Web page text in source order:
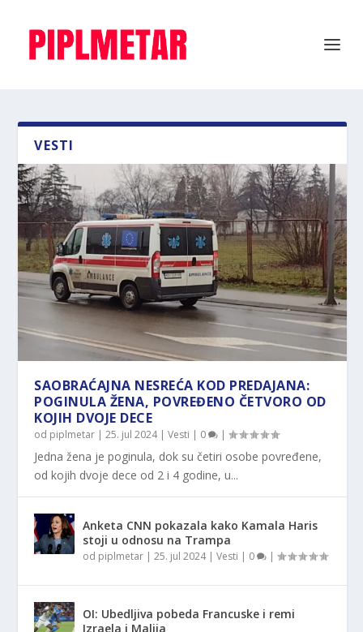
VESTI
SAOBRAĆAJNA NESREĆA KOD PREDAJANA:
POGINULA ŽENA, POVREĐENO ČETVORO OD
KOJIH DVOJE DECE
od piplmetar |25. jul 2024|Vesti | 0 |
Jedna žena je poginula, dok su četiri osobe povređene,
od kojih dvoje dece od 2 i 4 godine, u...
Anketa CNN pokazala kako Kamala Haris
stoji u odnosu na Trampa
od piplmetar |25. jul 2024|Vesti | 0 |
OI: Ubedljiva pobeda Francuske i remi
Izraela i Malija